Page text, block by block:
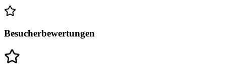
Besucherbewertungen